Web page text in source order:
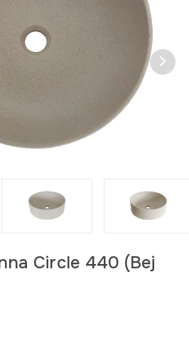
Circle 440 (Bej